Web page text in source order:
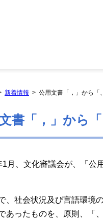
新着情報 公用文書「，」から「
書「，」から
1月、文化審議会が、「公
、社会状況及び言語環境
あったものを、原則、「